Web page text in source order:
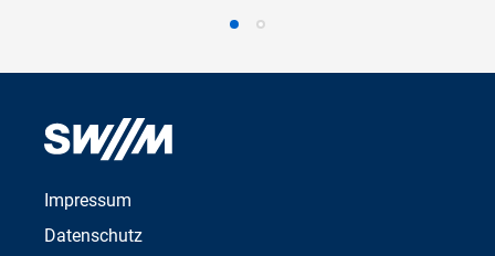
Impressum
Datenschutz